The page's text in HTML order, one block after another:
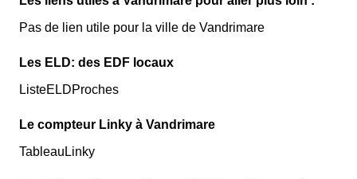
Pas de lien utile pour la ville de Vandrimare
Les ELD: des EDF locaux
ListeELDProches
Le compteur Linky à Vandrimare
TableauLinky